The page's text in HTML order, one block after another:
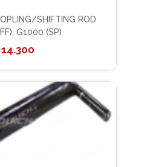
SHIFTING ROD
G1000 (SP)
14.300